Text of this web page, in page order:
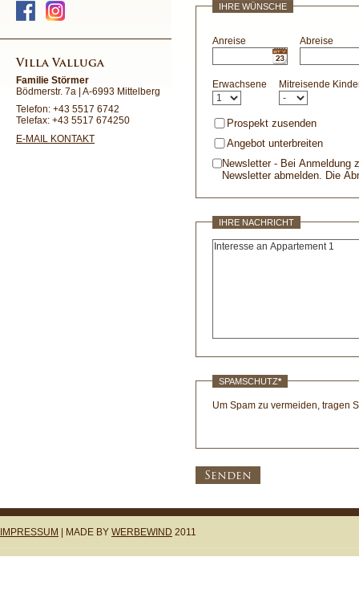
Villa Valluga
Familie Störmer
Bödmerstr. 7a | A-6993 Mittelberg
Telefon: +43 5517 6742
Telefax: +43 5517 674250
E-MAIL KONTAKT
IHRE WÜNSCHE
Anreise Abreise
Erwachsene Mitreisende
Prospekt zusenden
Angebot unterbreiten
Newsletter - Bei Anmeldung
Newsletter abmelden. Die
IHRE NACHRICHT
SPAMSCHUTZ*
Um Spam zu vermeiden, tragen
Senden
IMPRESSUM | MADE BY WERBEWIND 2011